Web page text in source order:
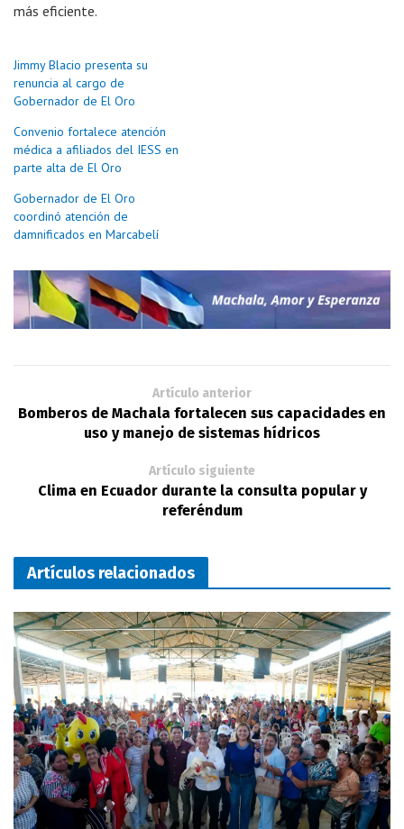
más eficiente.
Jimmy Blacio presenta su
renuncia al cargo de
Gobernador de El Oro
Convenio fortalece atención
médica a afiliados del IESS en
parte alta de El Oro
Gobernador de El Oro
coordinó atención de
damnificados en Marcabelí
Artículo anterior
Bomberos de Machala fortalecen sus capacidades en
uso y manejo de sistemas hídricos
Artículo siguiente
Clima en Ecuador durante la consulta popular y
referéndum
Artículos relacionados